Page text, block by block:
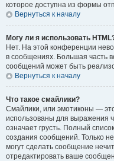
которое доступна из формы
Вернуться к началу
Могу ли я использовать
Нет. На этой конференции
в сообщениях. Большая часть
сообщений может быть
Вернуться к началу
Что такое смайлики?
Смайлики, или эмотиконы —
использованы для выражения
означает грусть. Полный
создания сообщений. Только
могут сделать сообщение
отредактировать ваше